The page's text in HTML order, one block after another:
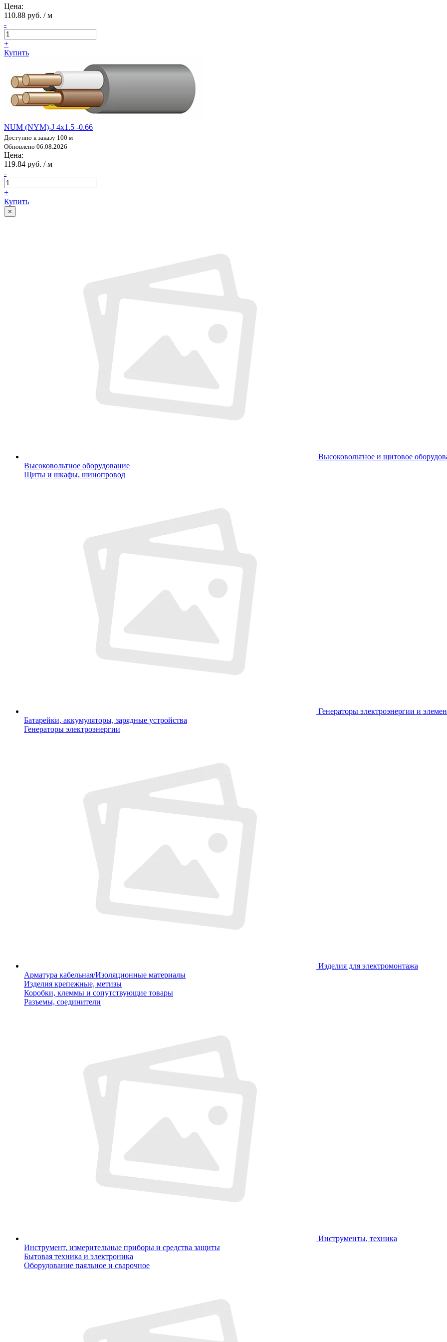
Цена:
110.88 руб. / м
-
+
Купить
NUM (NYM)-J 4х1.5 -0.66
Доступно к заказу 100 м
Обновлено 06.08.2026
Цена:
119.84 руб. / м
-
+
Купить
×
Высоковольтное и щитовое
Высоковольтное оборудование
Щиты и шкафы, шинопровод
Генераторы электроэнергии и
Батарейки, аккумуляторы, зарядные устройства
Генераторы электроэнергии
Изделия для электромонтажа
Арматура кабельная/Изоляционные материалы
Изделия крепежные, метизы
Коробки, клеммы и сопутствующие товары
Разъемы, соединители
Инструменты, техника
Инструмент, измерительные приборы и средства защиты
Бытовая техника и электроника
Оборудование паяльное и сварочное